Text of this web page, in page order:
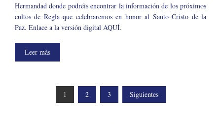
Hermandad donde podréis encontrar la información de los próximos
cultos de Regla que celebraremos en honor al Santo Cristo de la
Paz. Enlace a la versión digital AQUÍ.
Leer más
PAGINACIÓN
1 2 3 Siguientes